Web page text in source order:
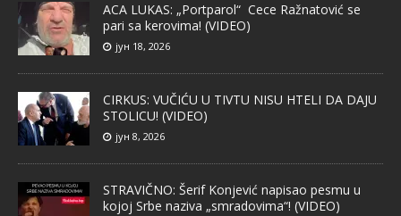
ACA LUKAS: „Portparol“ Cece Ražnatović se
pari sa kerovima! (VIDEO)
јун 18, 2026
CIRKUS: VUČIĆU U TIVTU NISU HTELI DA DAJU
STOLICU! (VIDEO)
јун 8, 2026
STRAVIČNO: Šerif Konjević napisao pesmu u
kojoj Srbe naziva „smradovima“! (VIDEO)